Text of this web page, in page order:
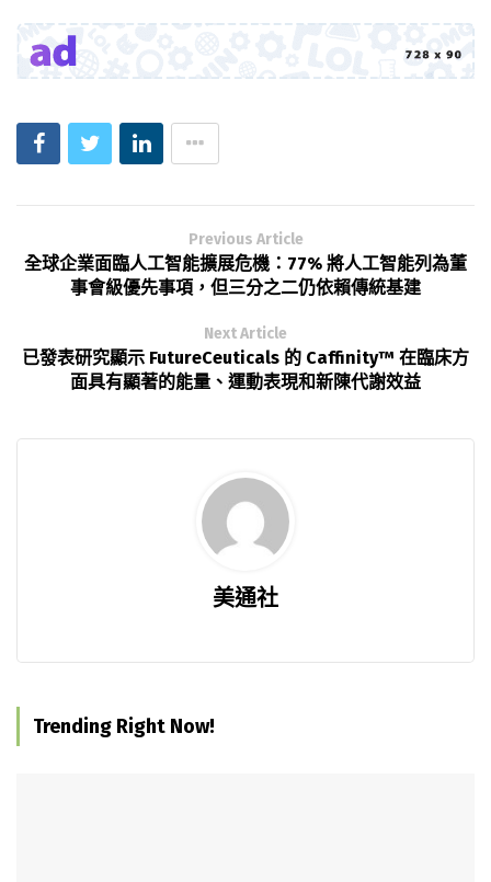
Previous Article
全球企業面臨人工智能擴展危機：77% 將人工智能列為董
事會級優先事項，但三分之二仍依賴傳統基建
Next Article
已發表研究顯示 FutureCeuticals 的 Caffinity™ 在臨床方
面具有顯著的能量、運動表現和新陳代謝效益
美通社
Trending Right Now!